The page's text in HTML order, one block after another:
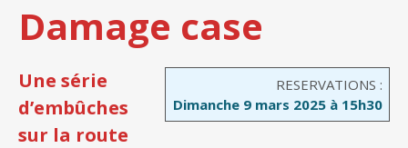
Damage case
RESERVATIONS :
Dimanche 9 mars 2025 à 15h30
Une série
d’embûches
sur la route